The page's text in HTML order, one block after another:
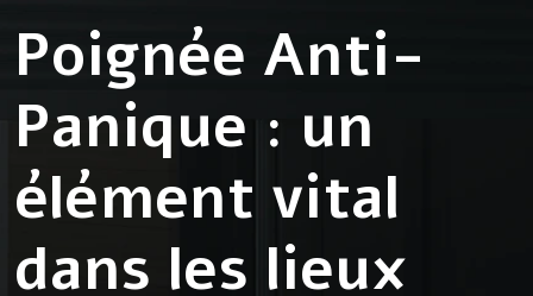
Poignée Anti-
Panique : un
élément vital
dans les lieux